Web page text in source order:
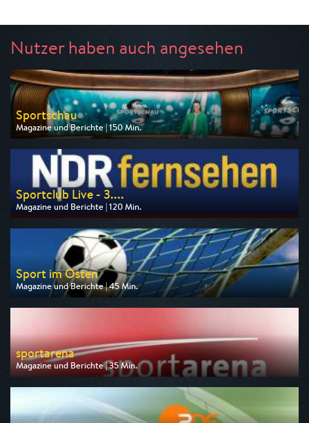
Nutzer haben auch angesehen
Sportschau
Magazine und Berichte | 150 Min.
Ausgestrahlt von ARD
am 08.08.2026, 15:30
Sportclub Live - 3....
Magazine und Berichte | 120 Min.
Ausgestrahlt von NDR
am 08.08.2026, 14:00
Sport im Osten
Magazine und Berichte | 45 Min.
Ausgestrahlt von MDR
am 08.08.2026, 17:15
sportarena
Magazine und Berichte | 35 Min.
Ausgestrahlt von SR Fernsehen
am 09.08.2026, 21:45